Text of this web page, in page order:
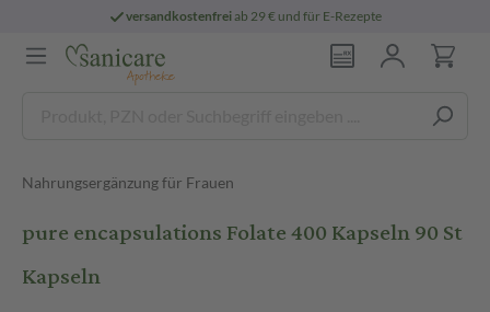
versandkostenfreiab 29 € und für E-Rezepte
Nahrungsergänzung für Frauen
pure encapsulations Folate 400 Kapseln 90 St
Kapseln